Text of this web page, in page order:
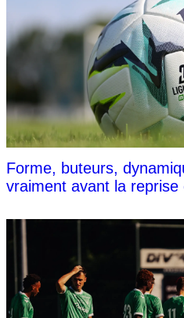
Forme, buteurs,
vraiment avant la reprise